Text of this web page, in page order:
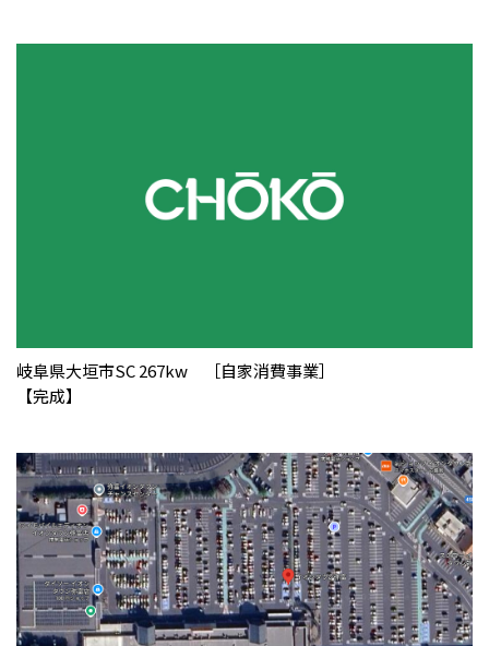
岐阜県大垣市SC 267kw ［自家消費事業］
【完成】